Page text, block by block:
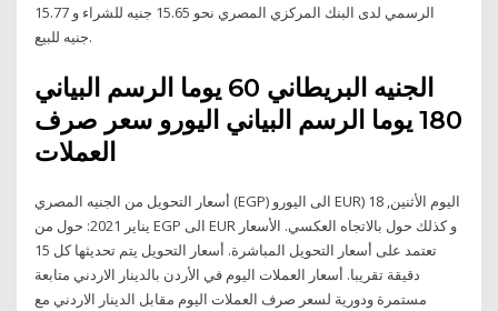
الرسمي لدى البنك المركزي المصري نحو 15.65 جنيه للشراء و 15.77
جنيه للبيع.
الجنيه البريطاني 60 يوما الرسم البياني
180 يوما الرسم البياني اليورو سعر صرف
العملات
أسعار التحويل من الجنيه المصري (EGP) الى اليورو EUR) اليوم الأثنين, 18
يناير 2021: حول من EGP الى EUR و كذلك حول بالاتجاه العكسي. الأسعار
تعتمد على أسعار التحويل المباشرة. أسعار التحويل يتم تحديثها كل 15
دقيقة تقريبا. أسعار العملات اليوم في الأردن بالدينار الاردني متابعة
مستمرة ودورية لسعر صرف العملات اليوم مقابل الدينار الاردني مع